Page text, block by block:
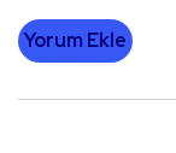
Yorum Ekle